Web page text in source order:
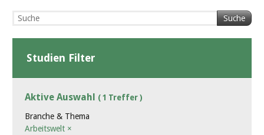
Suche
Studien Filter
Aktive Auswahl ( 1 Treffer )
Branche & Thema
Arbeitswelt ×